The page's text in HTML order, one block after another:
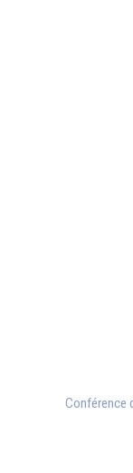
Conférence